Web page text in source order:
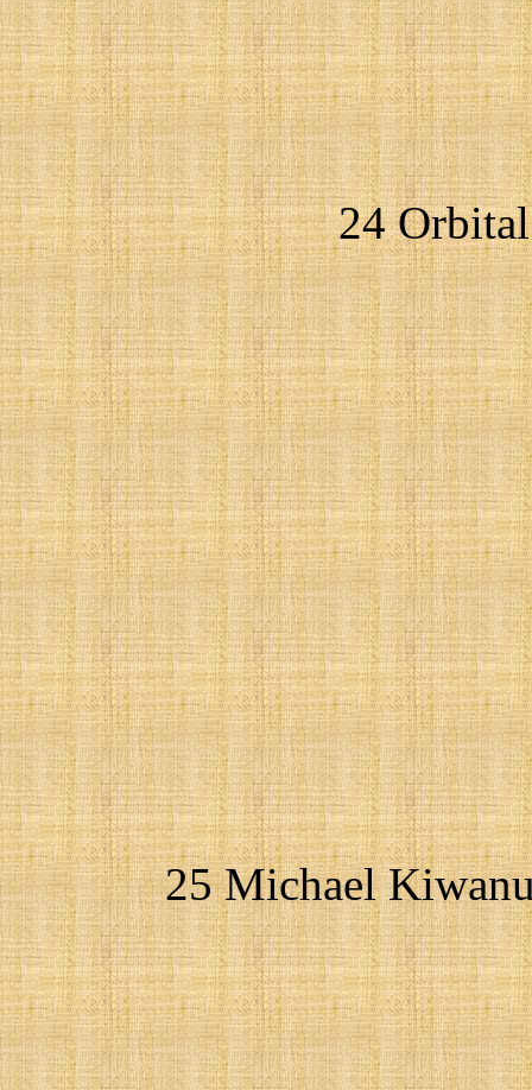
24
25 Michael